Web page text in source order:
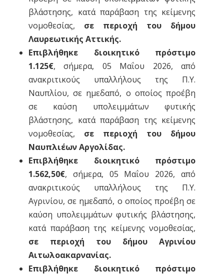
βλάστησης, κατά παράβαση της κείμενης
νομοθεσίας, σε περιοχή του δήμου
Λαυρεωτικής Αττικής.
Επιβλήθηκε διοικητικό πρόστιμο
1.125€, σήμερα, 05 Μαΐου 2026, από
ανακριτικούς υπαλλήλους της Π.Υ.
Ναυπλίου, σε ημεδαπό, ο οποίος προέβη
σε καύση υπολειμμάτων φυτικής
βλάστησης, κατά παράβαση της κείμενης
νομοθεσίας, σε περιοχή του δήμου
Ναυπλιέων Αργολίδας.
Επιβλήθηκε διοικητικό πρόστιμο
1.562,50€, σήμερα, 05 Μαΐου 2026, από
ανακριτικούς υπαλλήλους της Π.Υ.
Αγρινίου, σε ημεδαπό, ο οποίος προέβη σε
καύση υπολειμμάτων φυτικής βλάστησης,
κατά παράβαση της κείμενης νομοθεσίας,
σε περιοχή του δήμου Αγρινίου
Αιτωλοακαρνανίας.
Επιβλήθηκε διοικητικό πρόστιμο